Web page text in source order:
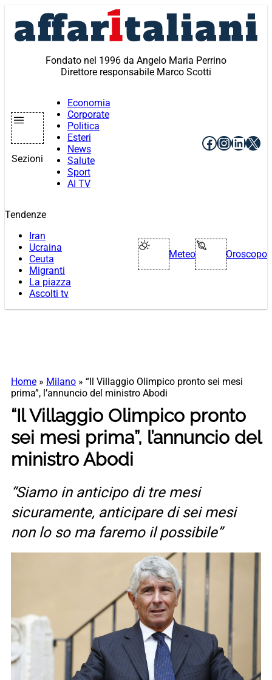
contenuto
Fondato nel 1996 da Angelo Maria Perrino
Direttore responsabile Marco Scotti
Sezioni
Economia
Corporate
Politica
Esteri
News
Salute
Sport
AI TV
Facebook
X
Tendenze
Iran
Ucraina
Ceuta
Migranti
La piazza
Ascolti tv
Meteo Oroscopo
Home » Milano » “Il Villaggio Olimpico pronto sei mesi
prima”, l’annuncio del ministro Abodi
“Il Villaggio Olimpico pronto
sei mesi prima”, l’annuncio del
ministro Abodi
“Siamo in anticipo di tre mesi
sicuramente, anticipare di sei mesi
non lo so ma faremo il possibile”